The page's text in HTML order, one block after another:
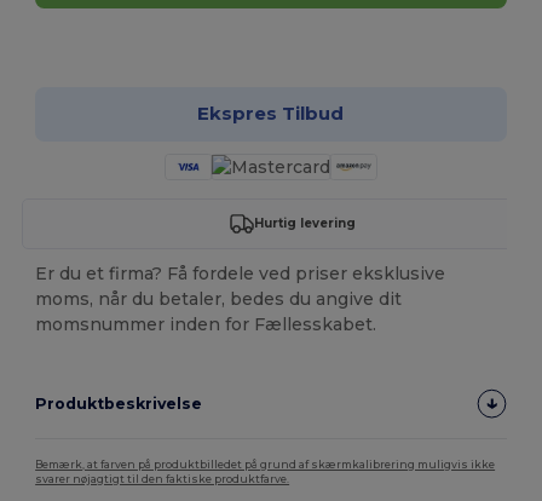
Ekspres Tilbud
Hurtig levering
Er du et firma? Få fordele ved priser eksklusive
moms, når du betaler, bedes du angive dit
momsnummer inden for Fællesskabet.
Produktbeskrivelse
Bemærk, at farven på produktbilledet på grund af skærmkalibrering muligvis ikke
svarer nøjagtigt til den faktiske produktfarve.